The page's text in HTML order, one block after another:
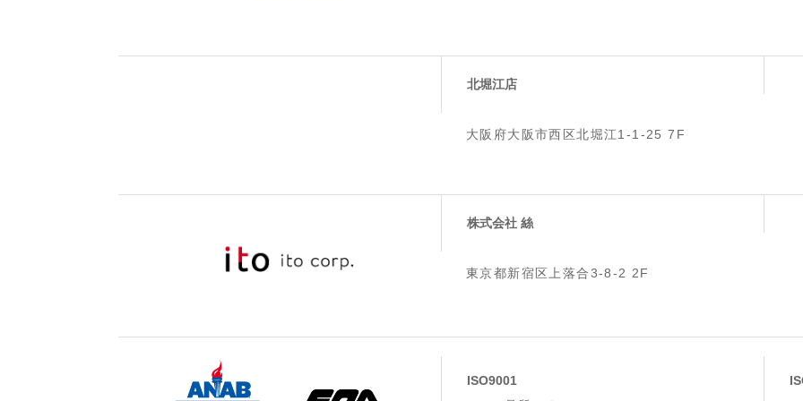
北堀江店
大阪府大阪市西区北堀江1-1-25 7F
株式会社 絲
東京都新宿区上落合3-8-2 2F
ISO9001